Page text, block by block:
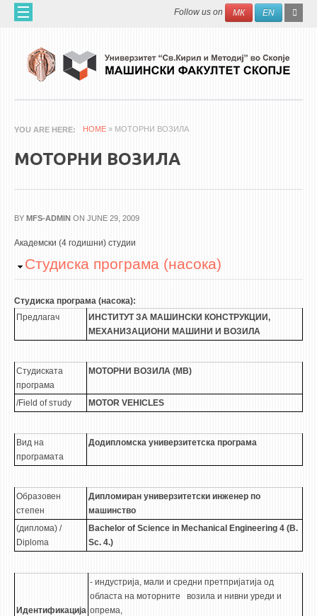
Skip to main content Search
Follow us on МК EN
ЗА НАС
60 ГОДИНИ МФ
НАУЧНА ДЕЈНОСТ
АПЛИКАТИВНА ДЕЈНОСТ
МЕЃУНАРОДНА СОРАБОТКА
ERASMUS+
QIM-SEE
3DFindIT
WATERBRIDGING
CIRASIM
ENERGET
AIR QUALITY MODELLING
АКТИ
АКТИ
ИНФОРМАЦИИ ОД ЈАВЕН КАРАКТЕР
АНКЕТИ И САМОЕВАЛУАЦИИ
ЗАВРШНИ СМЕТКИ
YOU ARE HERE HOME » МОТОРНИ ВОЗИЛА
МОТОРНИ ВОЗИЛА
BY MFS-ADMIN ON JUNE 29, 2009
Академски (4 годишни) студии
Hide
Студиска програма (насока)
Студиска програма (насока):
Предлагач
ИНСТИТУТ ЗА МАШИНСКИ КОНСТРУКЦИИ,
МЕХАНИЗАЦИОНИ МАШИНИ И ВОЗИЛА
Студиската
програма
МОТОРНИ ВОЗИЛА (МВ)
/Field of sтudy MOTOR VEHICLES
Вид на
програмата
Додипломска универзитетска програма
Образовен
степен
Дипломиран универзитетски инженер по
машинство
(диплома) /
Diploma
Bachelor of Science in Mechanical Engineering 4 (B.
Sc. 4.)
Идентификација
- индустрија, мали и средни претпријатија од
областа на моторните возила и нивни уреди и
опрема,